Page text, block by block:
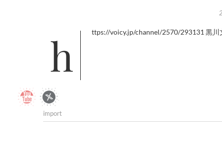
https://voicy.jp/channel/2570/293131 黒
import